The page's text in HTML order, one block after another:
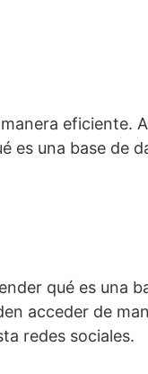
eficiente.
es una base de
qué es una
acceder de
redes sociales.